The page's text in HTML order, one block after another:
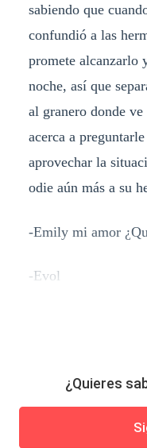
sabiendo que
confundió a las
promete alcanzarlo
noche, así que
al granero donde
acerca a
aprovechar la
odie aún más a su
-Emily mi amor
-Evol
¿Quieres